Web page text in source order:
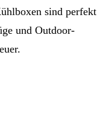
sind perfekt
und Outdoor-